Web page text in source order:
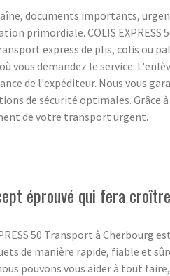
documents importants,
primordiale. COLIS
express de plis, colis ou
vous demandez le service.
de l'expéditeur. Nous vous
de sécurité optimales. Grâce
de votre transport urgent.
éprouvé qui fera
50 Transport à Cherbourg
de manière rapide, fiable et
pouvons vous aider à tout